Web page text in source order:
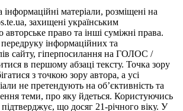
матеріали, розміщені на
захищені українським
авторське право та інші суміжні права.
інформаційних та
сайту, гіперпосилання на ГОЛОС /
в першому абзаці тексту. Точка зору
з точкою зору автора, а усі
не претендують на об’єктивність та
теми, про яку йдеться. Користуючись
що досяг 21-річного віку. У